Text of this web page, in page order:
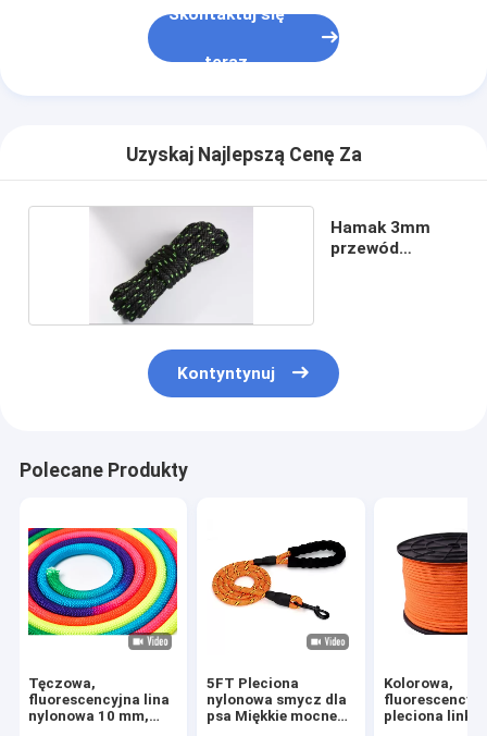
Skontaktuj się
teraz
Uzyskaj Najlepszą Cenę Za
Hamak 3mm
przewód
Kontyntynuj
Polecane Produkty
Tęczowa,
fluorescencyjna lina
nylonowa 10 mm,
5FT Pleciona
nylonowa smycz dla
psa Miękkie mocne
Kolorowa,
pleciona linka